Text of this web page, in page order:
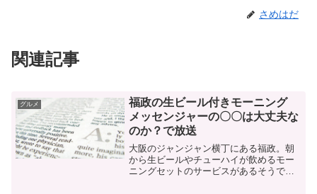
さめはだ
関連記事
グルメ
福政の生ビール付きモーニング
メッセンジャーの〇〇は大丈夫な
のか？で放送
大阪のジャンジャン横丁にある福政。朝
から生ビールやチューハイが飲めるモー
ニングセットのサービスがあるそうで